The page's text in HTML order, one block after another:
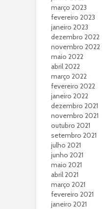
março 2023
fevereiro 2023
janeiro 2023
dezembro 2022
novembro 2022
maio 2022
abril 2022
março 2022
fevereiro 2022
janeiro 2022
dezembro 2021
novembro 2021
outubro 2021
setembro 2021
julho 2021
junho 2021
maio 2021
abril 2021
março 2021
fevereiro 2021
janeiro 2021